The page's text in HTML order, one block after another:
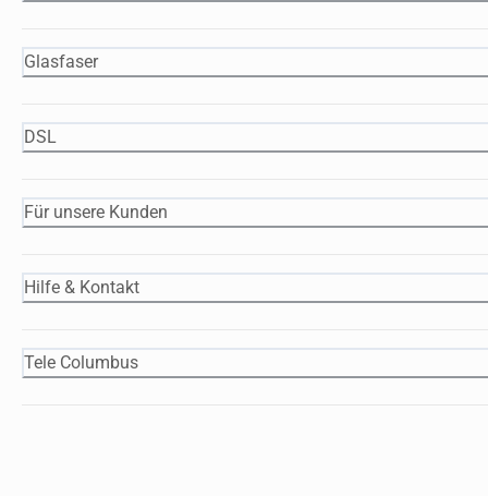
Glasfaser
DSL
Für unsere Kunden
Hilfe & Kontakt
Tele Columbus